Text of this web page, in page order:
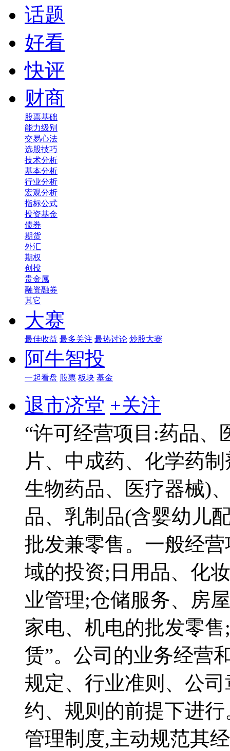
话题
好看
快评
财商
股票基础
能力级别
交易心法
选股技巧
技术分析
基本分析
行业分析
宏观分析
指标公式
投资基金
债券
期货
外汇
期权
创投
贵金属
融资融券
其它
大赛
最佳收益 最多关注 最热讨论 炒股大赛
阿牛智投
一起看盘 股票 板块 基金
退市济堂 +关注
“许可经营项目:药品、
片、中成药、化学药
生物药品、医疗器械)
品、乳制品(含婴幼儿
批发兼零售。一般经
域的投资;日用品、化
业管理;仓储服务、房
家电、机电的批发零
赁”。公司的业务经营
规定、行业准则、公
约、规则的前提下进
管理制度,主动规范其